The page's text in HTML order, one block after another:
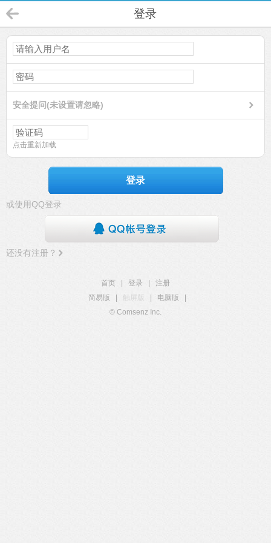
登录
安全提问(未设置请忽略)
点击重新加载
登录
或使用QQ登录
还没有注册？
首页 登录
注册
简易版
触屏版 电脑版
© Comsenz Inc.